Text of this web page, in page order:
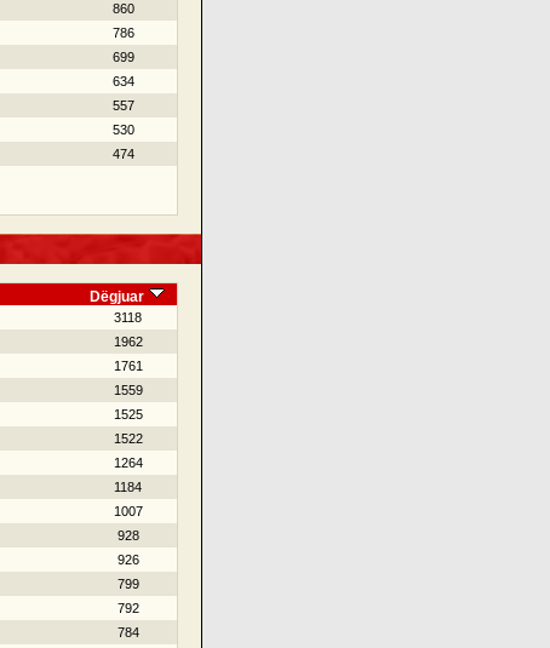
860
786
699
634
557
530
474
Dëgjuar
3118
1962
1761
1559
1525
1522
1264
1184
1007
928
926
799
792
784